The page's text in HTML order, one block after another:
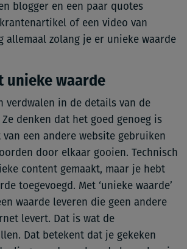
blogger en een paar quotes
of een video van
allemaal zolang je er unieke waarde
unieke waarde
verdwalen in de details van de
Ze denken dat het goed genoeg is
een andere website gebruiken
door elkaar gooien. Technisch
content gemaakt, maar je hebt
toegevoegd. Met ‘unieke waarde’
waarde leveren die geen andere
levert. Dat is wat de
Dat betekent dat je gekeken